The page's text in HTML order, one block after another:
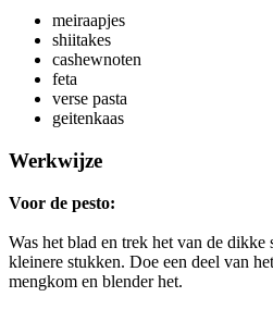
meiraapjes
shiitakes
cashewnoten
feta
verse pasta
geitenkaas
Werkwijze
Voor de pesto:
Was het blad en trek het van de dikke
kleinere stukken. Doe een deel van
mengkom en blender het.